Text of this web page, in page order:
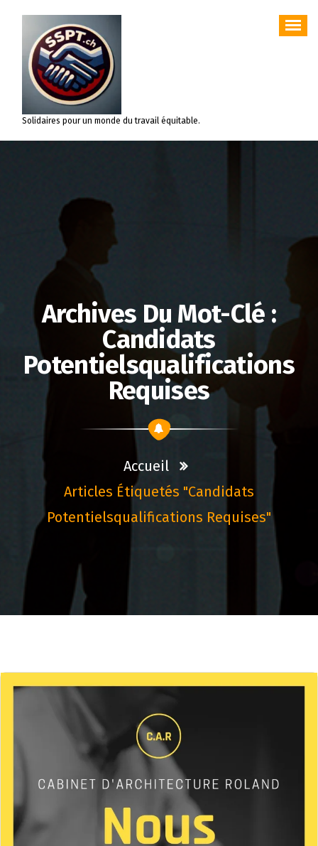
contenu
Solidaires pour un monde du travail équitable.
Archives Du Mot-Clé :
Candidats
Potentielsqualifications
Requises
Accueil
Articles Étiquetés "candidats
Potentielsqualifications Requises"